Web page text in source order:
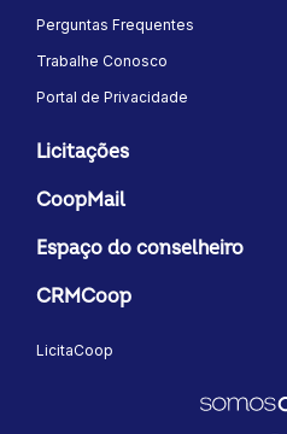
Perguntas Frequentes
Trabalhe Conosco
Portal de Privacidade
Licitações
CoopMail
Espaço do conselheiro
CRMCoop
LicitaCoop